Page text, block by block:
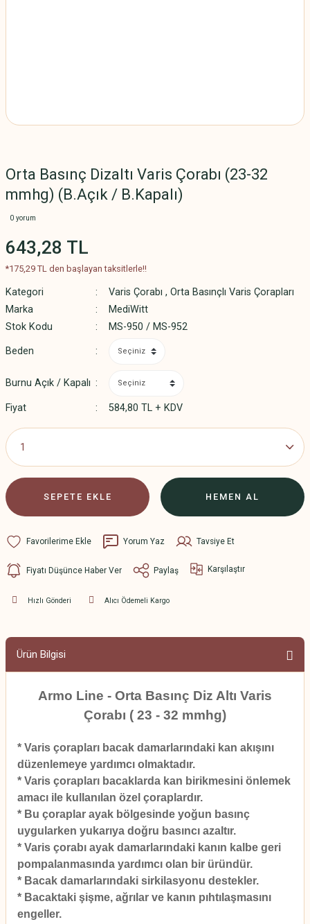
Orta Basınç Dizaltı Varis Çorabı (23-32
mmhg) (B.Açık / B.Kapalı)
0 yorum
643,28 TL
*175,29 TL den başlayan taksitlerle!!
Kategori Varis Çorabı , Orta Basınçlı Varis Çorapları
Marka
MediWitt
Stok Kodu
MS-950 / MS-952
Beden
Burnu Açık / Kapalı
Fiyat 584,80 TL + KDV
SEPETE EKLE HEMEN AL
Yorum Yaz Tavsiye Et
Fiyatı Düşünce Haber Ver Paylaş Karşılaştır
Hızlı Gönderi Alıcı Ödemeli Kargo
Ürün Bilgisi
Armo Line - Orta Basınç Diz Altı Varis
Çorabı ( 23 - 32 mmhg)
* Varis çorapları bacak damarlarındaki kan akışını
düzenlemeye yardımcı olmaktadır.
* Varis çorapları bacaklarda kan birikmesini önlemek
amacı ile kullanılan özel çoraplardır.
* Bu çoraplar ayak bölgesinde yoğun basınç
uygularken yukarıya doğru basıncı azaltır.
* Varis çorabı ayak damarlarındaki kanın kalbe geri
pompalanmasında yardımcı olan bir üründür.
* Bacak damarlarındaki sirkilasyonu destekler.
* Bacaktaki şişme, ağrılar ve kanın pıhtılaşmasını
engeller.